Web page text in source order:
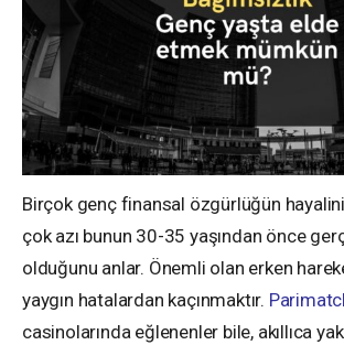
Birçok genç finansal özgürlüğün
çok azı bunun 30-35 yaşından önce
olduğunu anlar. Önemli olan erken
yaygın hatalardan kaçınmaktır.
casinolarında eğlenenler bile, akıllıca